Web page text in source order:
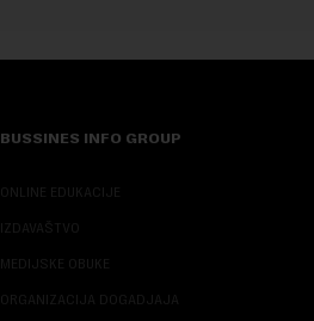
BUSSINES INFO GROUP
ONLINE EDUKACIJE
IZDAVAŠTVO
MEDIJSKE OBUKE
ORGANIZACIJA DOGADJAJA